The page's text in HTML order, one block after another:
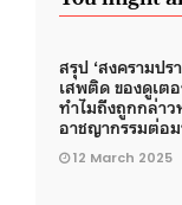
สรุป ‘สงครามปร
เสพติด ของดูเตอ
ทำไมถึงถูกกล่าว
อาชญากรรมต่อ
12 March 2025